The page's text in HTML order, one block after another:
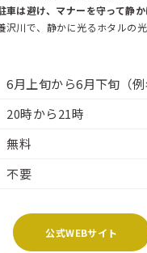
車は避け、マナーを守って静
沢川で、静かに光るホタルの
6月上旬から6月下旬（例
20時から21時
無料
不要
公式WEBサイト